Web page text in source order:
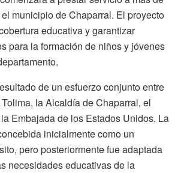
municipio de Chaparral. El proyecto
educativa y garantizar
para la formación de niños y jóvenes
de un esfuerzo conjunto entre
la Alcaldía de Chaparral, el
Embajada de los Estados Unidos. La
inicialmente como un
pero posteriormente fue adaptada
necesidades educativas de la